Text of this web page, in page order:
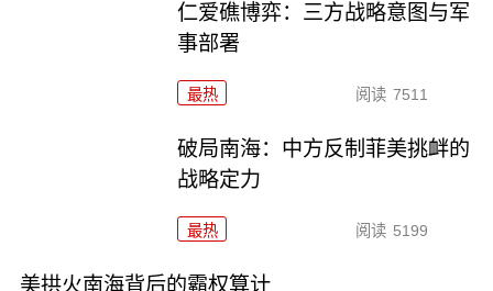
仁爱礁博弈：三方战略意图与军
事部署
最热 阅读 7511
破局南海：中方反制菲美挑衅的
战略定力
最热 阅读 5199
美拱火南海背后的霸权算计